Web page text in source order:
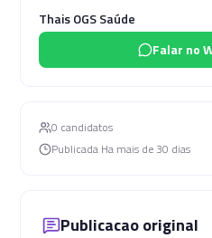
Thais OGS Saúde
Falar no
0 candidatos
Publicada Ha mais de 30 dias
Publicacao original